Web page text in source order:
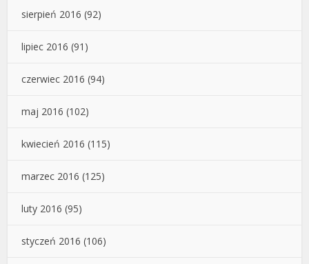
sierpień 2016 (92)
lipiec 2016 (91)
czerwiec 2016 (94)
maj 2016 (102)
kwiecień 2016 (115)
marzec 2016 (125)
luty 2016 (95)
styczeń 2016 (106)